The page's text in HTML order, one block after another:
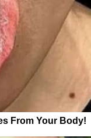
From Your Body!